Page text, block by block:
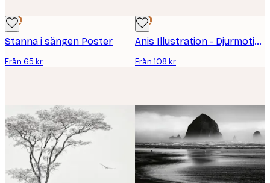
DEAL
Stanna i sängen Poster
Från 65 kr
DEAL
Anis Illustration - Djurmotiv - Grå och Svart Poster
Från 108 kr